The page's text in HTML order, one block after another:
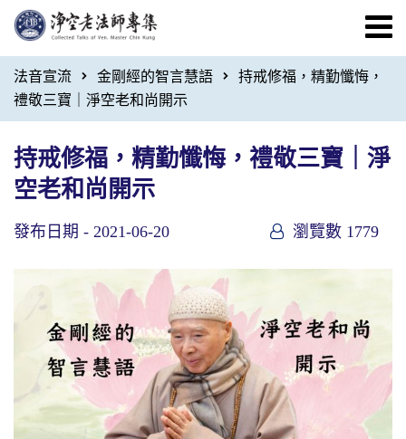
法音宣流 金剛經的智言慧語
持戒修福，精勤懺悔，
禮敬三寶｜淨空老和尚開示
持戒修福，精勤懺悔，禮敬三寶｜淨
空老和尚開示
發布日期 - 2021-06-20 瀏覽數 1779